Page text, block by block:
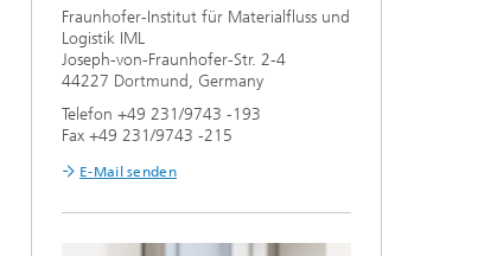
Fraunhofer-Institut für Materialfluss und
Logistik IML
Joseph-von-Fraunhofer-Str. 2-4
44227 Dortmund, Germany
Telefon +49 231/9743 -193
Fax +49 231/9743 -215
E-Mail senden